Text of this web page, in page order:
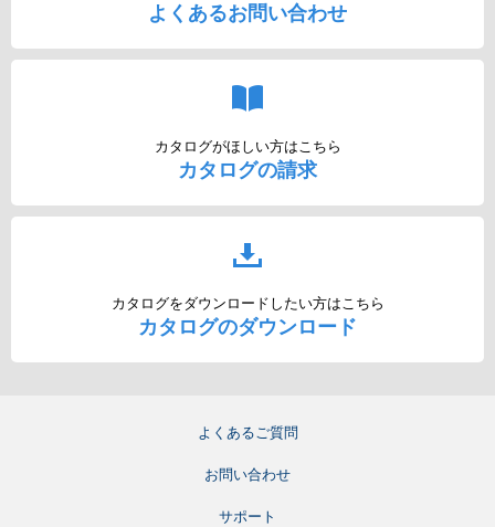
よくあるお問い合わせ
カタログがほしい方はこちら
カタログの請求
カタログをダウンロードしたい方はこちら
カタログのダウンロード
よくあるご質問
お問い合わせ
サポート